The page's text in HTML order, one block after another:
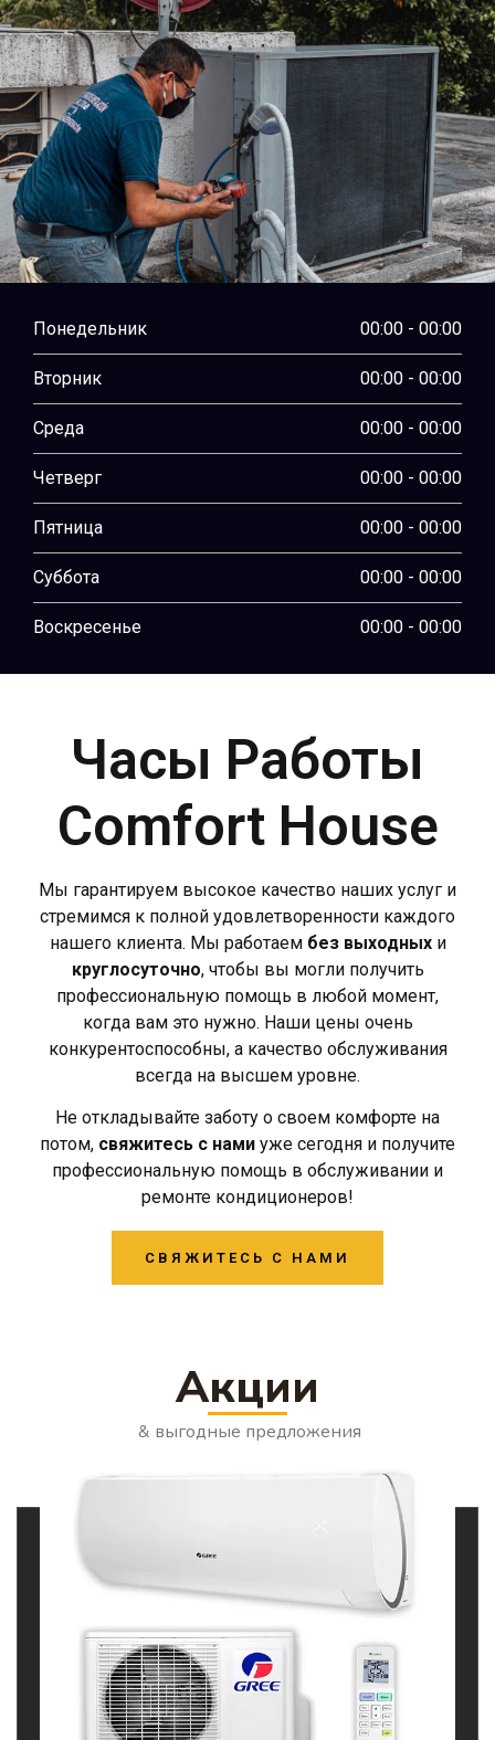
Понедельник 00:00 - 00:00
Вторник 00:00 - 00:00
Среда 00:00 - 00:00
Четверг 00:00 - 00:00
Пятница 00:00 - 00:00
Суббота 00:00 - 00:00
Воскресенье 00:00 - 00:00
Часы Работы
Comfort House
Мы гарантируем высокое качество наших услуг и
стремимся к полной удовлетворенности каждого
нашего клиента. Мы работаем без выходныхи
круглосуточно, чтобы вы могли получить
профессиональную помощь в любой момент,
когда вам это нужно. Наши цены очень
конкурентоспособны, а качество обслуживания
всегда на высшем уровне.
Не откладывайте заботу о своем комфорте на
потом, свяжитесь с нами уже сегодня и получите
профессиональную помощь в обслуживании и
ремонте кондиционеров!
СВЯЖИТЕСЬ С НАМИ
Акции
& выгодные предложения